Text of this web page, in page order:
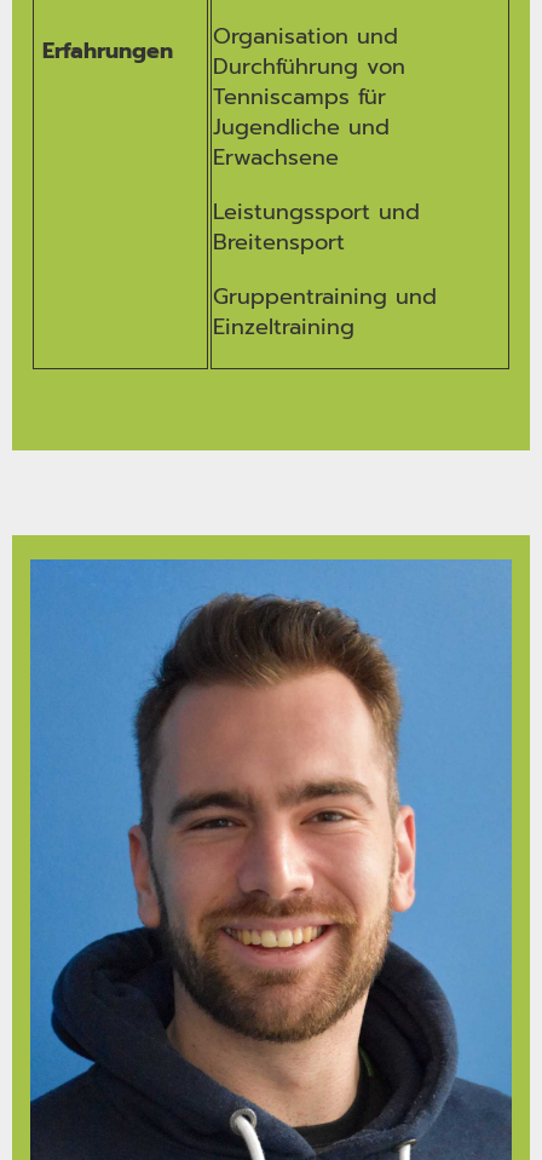
Erfahrungen
Organisation und
Durchführung von
Tenniscamps für
Jugendliche und
Erwachsene
Leistungssport und
Breitensport
Gruppentraining und
Einzeltraining